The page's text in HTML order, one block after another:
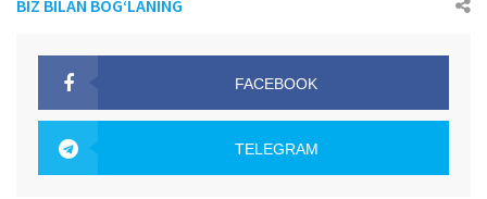
BIZ BILAN BOG‘LANING
FACEBOOK
TELEGRAM